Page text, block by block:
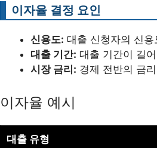
이자율 결정 요인
신용도: 대출 신청자의 신
대출 기간: 대출 기간이 길
시장 금리: 경제 전반의 금
이자율 예시
대출 유형